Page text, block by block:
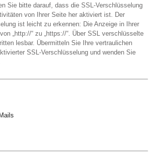
Sie bitte darauf, dass die SSL-Verschlüsselung
von Ihrer Seite her aktiviert ist. Der
ist leicht zu erkennen: Die Anzeige in Ihrer
„http://“ zu „https://“. Über SSL verschlüsselte
lesbar. Übermitteln Sie Ihre vertraulichen
SSL-Verschlüsselung und wenden Sie